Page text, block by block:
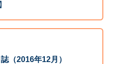
（2016年12月）